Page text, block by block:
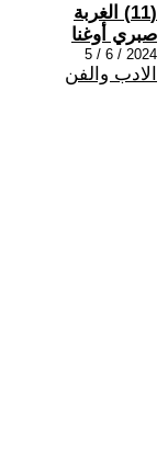
(11) الغربة
صبري أوغنا
2024 / 6 / 5
الادب والفن